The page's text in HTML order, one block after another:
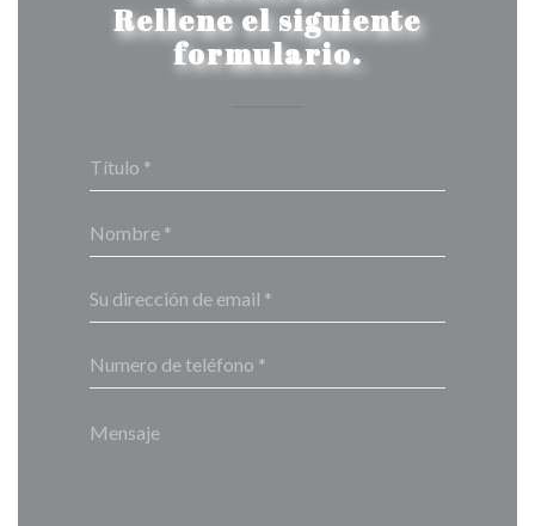
Rellene el siguiente
formulario.